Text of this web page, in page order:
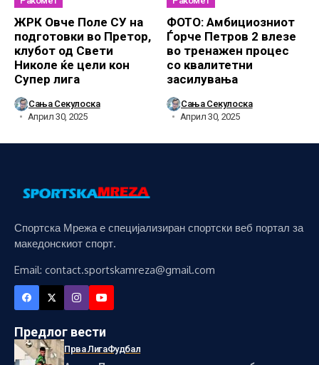
ЖРК Овче Поле СУ на
подготовки во Претор,
клубот од Свети
Николе ќе цели кон
Супер лига
Сања Секулоска
Април 30, 2025
ФОТО: Амбициозниот
Ѓорче Петров 2 влезе
во тренажен процес
со квалитетни
засилувања
Сања Секулоска
Април 30, 2025
Спортска Мрежа е специјализиран спортски веб портал за
македонскиот спорт.
Email: contact.sportskamreza@gmail.com
Предлог вести
Прва ЛигаФудбал